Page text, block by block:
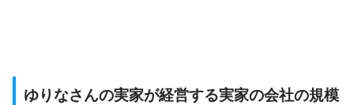
ゆりなさんの実家が経営する実家の会社の規模